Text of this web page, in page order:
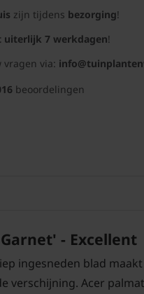
zijn tijdens bezorging!
uiterlijk 7 werkdagen!
vragen via:
beoordelingen
- Excellent
ingesneden blad maakt
verschijning. Acer